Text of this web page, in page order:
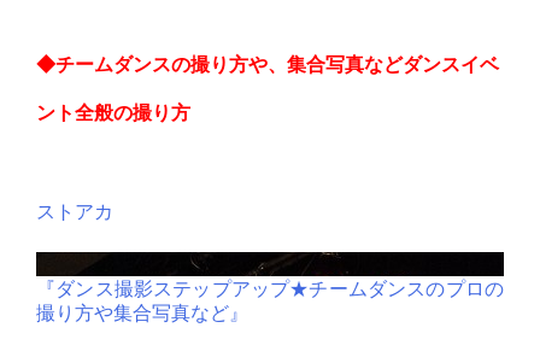
◆チームダンスの撮り方や、集合写真などダンスイベ
ント全般の撮り方
ストアカ
『ダンス撮影ステップアップ★チームダンスのプロの
撮り方や集合写真など』